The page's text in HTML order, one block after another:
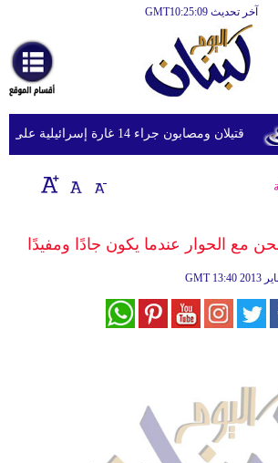
آخر تحديث GMT10:25:09
أخبارعاجلة
رياضة
ثقافة
إقتصاد
وموسيقى
قتيلان ومصابون جراء 14 غارة إسرائيلية على شرق وجنوب لبنان
مع الحوار عندما يكون جادًا ومفيدًا
GMT